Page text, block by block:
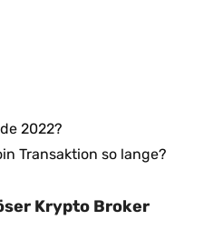
2022?
Transaktion so lange?
Krypto Broker